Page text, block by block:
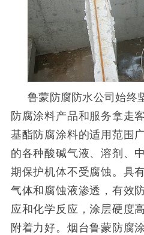
鲁蒙防腐防水公司始终
防腐涂料产品和服务拿走
基酯防腐涂料的适用范围
的各种酸碱气液、溶剂、
期保护机体不受腐蚀。具
气体和腐蚀液渗透，有效
应和化学反应，涂层硬度
附着力好。烟台鲁蒙防腐